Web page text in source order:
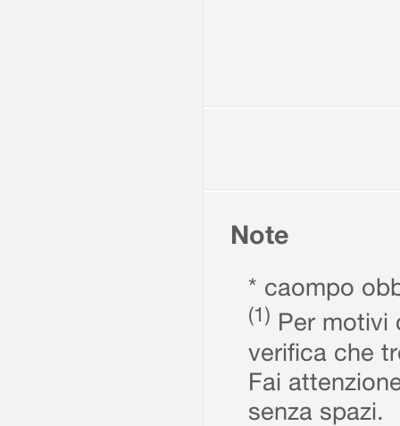
Note
* caompo
(1) Per motivi
verifica che
Fai
senza spazi.